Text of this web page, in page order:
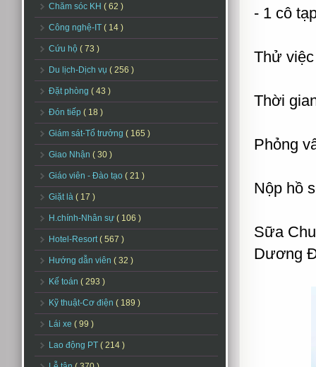
Chăm sóc KH ( 62 )
Công nghệ-IT ( 14 )
Cứu hộ ( 73 )
Du lịch-Dịch vụ ( 256 )
Đặt phòng ( 43 )
Đón tiếp ( 18 )
Giám sát-Tổ trưởng ( 165 )
Giao Nhận ( 30 )
Giáo viên - Đào tạo ( 21 )
Giặt là ( 17 )
H.chính-Nhân sự ( 106 )
Hotel-Resort( 567 )
Hướng dẫn viên ( 32 )
Kế toán ( 293 )
Kỹ thuật-Cơ điện ( 189 )
Lái xe ( 99 )
Lao động PT ( 214 )
- 1 cô
Thử
Thời
Phỏng
Nộp hồ
Sữa
Dương